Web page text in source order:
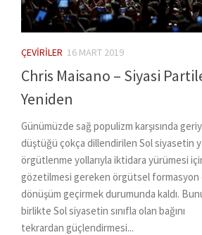
ÇEVIRILER 16 MART 2019
Chris Maisano – Siyasi
Yeniden
Günümüzde sağ populizm karşısında
düştüğü çokça dillendirilen Sol siyasetin
örgütlenme yollarıyla iktidara yürümesi
gözetilmesi gereken örgütsel formasyon
dönüşüm geçirmek durumunda kaldı.
birlikte Sol siyasetin sınıfla olan bağını
tekrardan güçlendirmesi...